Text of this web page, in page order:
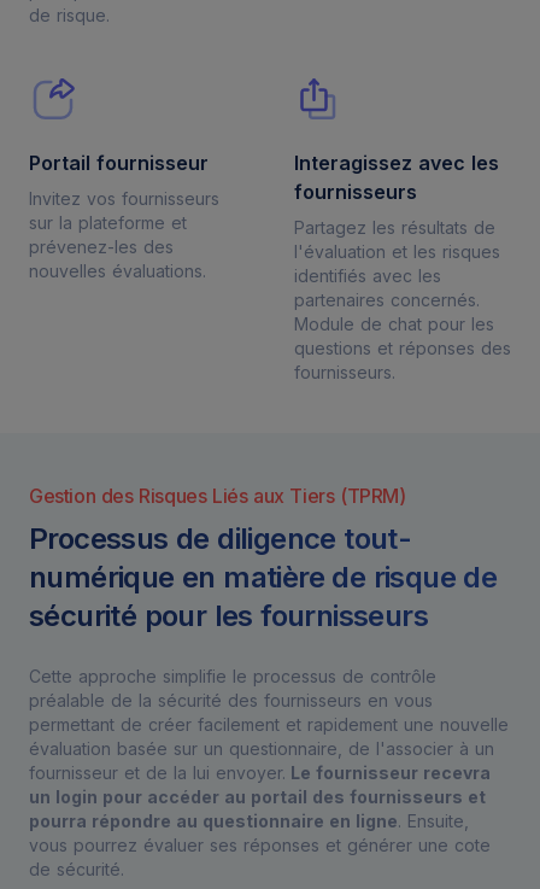
de risque.
Portail fournisseur
Invitez vos fournisseurs
sur la plateforme et
prévenez-les des
nouvelles évaluations.
Interagissez avec les
fournisseurs
Partagez les résultats de
l'évaluation et les risques
identifiés avec les
partenaires concernés.
Module de chat pour les
questions et réponses des
fournisseurs.
Gestion des Risques Liés aux Tiers (TPRM)
Processus de diligence tout-
numérique en matière de risque de
sécurité pour les fournisseurs
Cette approche simplifie le processus de contrôle
préalable de la sécurité des fournisseurs en vous
permettant de créer facilement et rapidement une nouvelle
évaluation basée sur un questionnaire, de l'associer à un
fournisseur et de la lui envoyer. Le fournisseur recevra
un login pour accéder au portail des fournisseurs et
pourra répondre au questionnaire en ligne. Ensuite,
vous pourrez évaluer ses réponses et générer une cote
de sécurité.